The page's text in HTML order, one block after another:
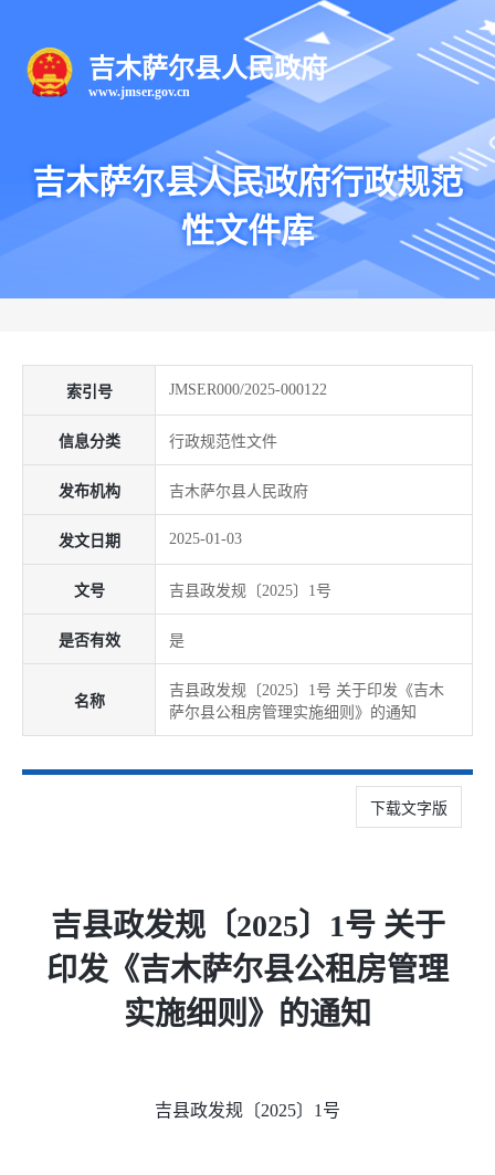
吉木萨尔县人民政府
www.jmser.gov.cn
吉木萨尔县人民政府行政规范
性文件库
索引号 JMSER000/2025-000122
信息分类 行政规范性文件
发布机构 吉木萨尔县人民政府
发文日期 2025-01-03
文号 吉县政发规〔2025〕1号
是否有效 是
名称
吉县政发规〔2025〕1号 关于印发《吉木
萨尔县公租房管理实施细则》的通知
下载文字版
吉县政发规〔2025〕1号 关于
印发《吉木萨尔县公租房管理
实施细则》的通知
吉县政发规〔2025〕1号